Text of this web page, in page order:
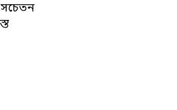
সচেতন